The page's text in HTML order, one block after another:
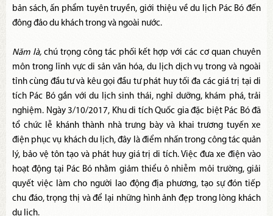
bản sách, ấn phẩm tuyên truyền, giới thiệu về du lịch Pác Bó đến
đông đảo du khách trong và ngoài nước.
Năm là,chú trọng công tác phối kết hợp với các cơ quan chuyên
môn trong lĩnh vực di sản văn hóa, du lịch dịch vụ trong và ngoài
tỉnh cùng đầu tư và kêu gọi đầu tư phát huy tối đa các giá trị tại di
tích Pác Bó gắn với du lịch sinh thái, nghỉ dưỡng, khám phá, trải
nghiệm. Ngày 3/10/2017, Khu di tích Quốc gia đặc biệt Pác Bó đã
tổ chức lễ khánh thành nhà trưng bày và khai trương tuyến xe
điện phục vụ khách du lịch, đây là điểm nhấn trong công tác quản
lý, bảo vệ tôn tạo và phát huy giá trị di tích. Việc đưa xe điện vào
hoạt động tại Pác Bó nhằm giảm thiểu ô nhiễm môi trường, giải
quyết việc làm cho người lao động địa phương, tạo sự đón tiếp
chu đáo, trọng thị và để lại những hình ảnh đẹp trong lòng khách
du lịch.